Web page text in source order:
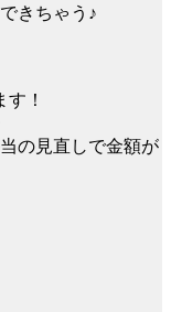
きちゃう♪
！
の見直しで金額が